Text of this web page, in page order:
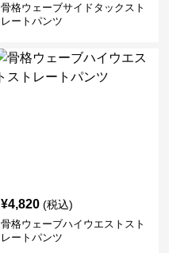
骨格ウェーブサイドタックスト
レートパンツ
¥4,820 (税込)
骨格ウェーブハイウエストスト
レートパンツ